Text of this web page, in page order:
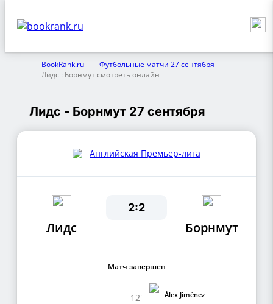
BookRank.ru
Футбольные матчи 27 сентября
Лидс : Борнмут смотреть онлайн
Лидс - Борнмут 27 сентября
Английская Премьер-лига
Лидс
2:2
Борнмут
Матч завершен
12' Álex Jiménez